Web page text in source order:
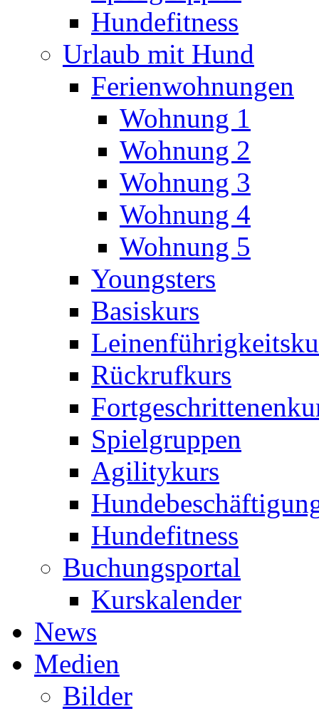
Hundefitness
Urlaub mit Hund
Ferienwohnungen
Wohnung 1
Wohnung 2
Wohnung 3
Wohnung 4
Wohnung 5
Youngsters
Basiskurs
Rückrufkurs
Spielgruppen
Agilitykurs
Hundefitness
Buchungsportal
Kurskalender
News
Medien
Bilder